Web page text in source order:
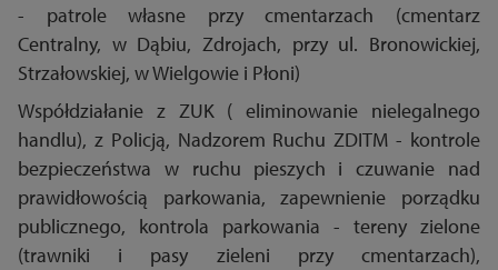
- patrole własne przy cmentarzach (cmentarz
Centralny, w Dąbiu, Zdrojach, przy ul. Bronowickiej,
Strzałowskiej, w Wielgowie i Płoni)
Współdziałanie z ZUK ( eliminowanie nielegalnego
handlu), z Policją, Nadzorem Ruchu ZDITM - kontrole
bezpieczeństwa w ruchu pieszych i czuwanie nad
prawidłowością parkowania, zapewnienie porządku
publicznego, kontrola parkowania - tereny zielone
(trawniki i pasy zieleni przy cmentarzach),